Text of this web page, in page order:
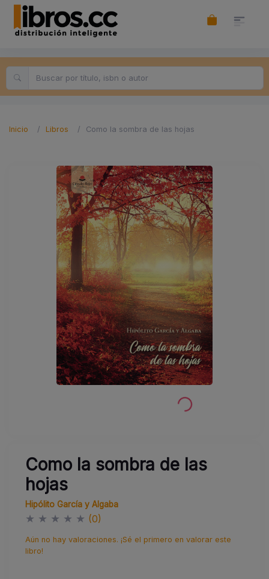
Inicio Libros Como la sombra de las hojas
Como la sombra de las
hojas
Hipólito García y Algaba
★ ★ ★ ★ ★ (0)
Aún no hay valoraciones. ¡Sé el primero en valorar este
libro!